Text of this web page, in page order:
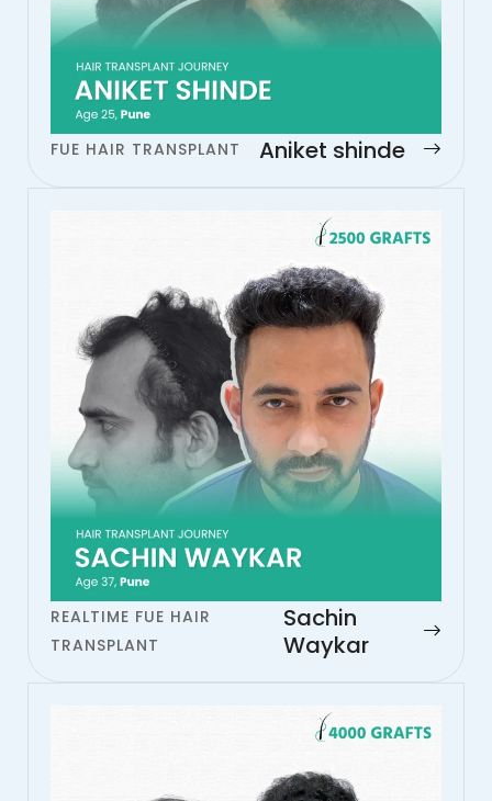
FUE HAIR TRANSPLANT Aniket shinde
REALTIME FUE HAIR
TRANSPLANT
Sachin
Waykar